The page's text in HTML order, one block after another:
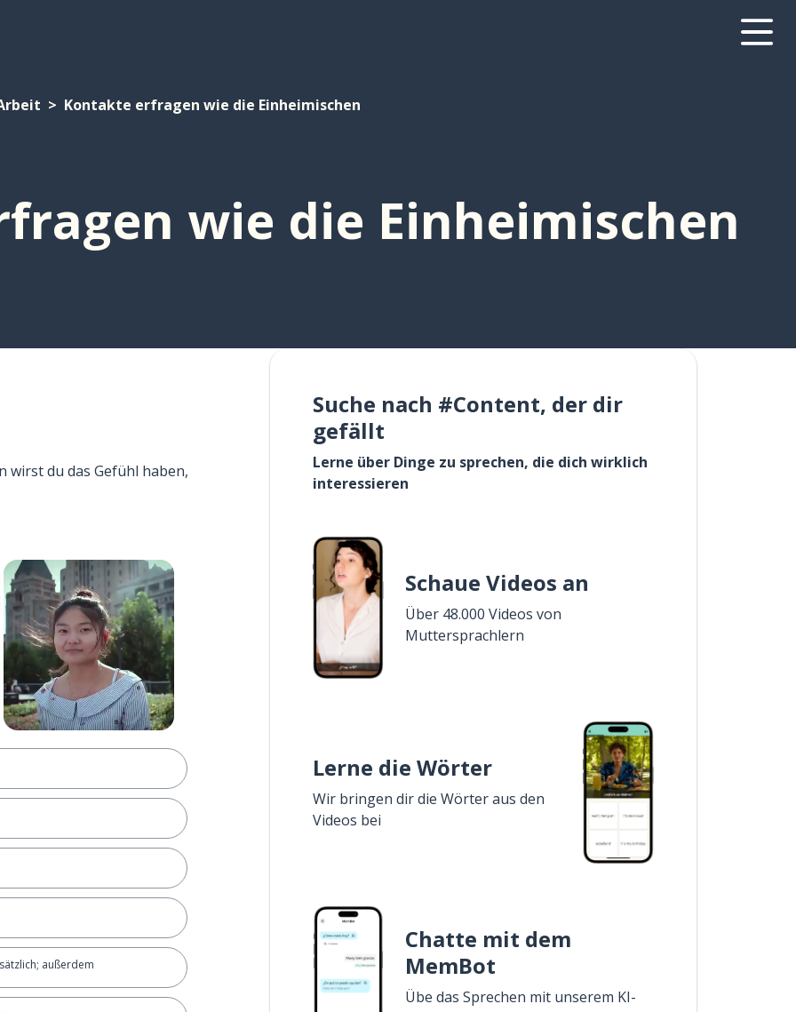
Kontakte erfragen wie die Einheimischen
wie die Einheimischen
wirst du das Gefühl haben,
außerdem
Suche nach #Content, der dir
gefällt
Lerne über Dinge zu sprechen, die dich wirklich
interessieren
Schaue Videos an
Über 48.000 Videos von
Muttersprachlern
Lerne die Wörter
Wir bringen dir die Wörter aus den
Videos bei
Chatte mit dem
MemBot
Übe das Sprechen mit unserem KI-